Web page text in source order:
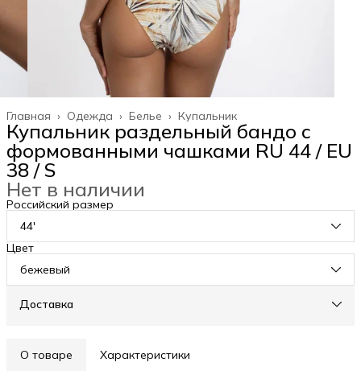
Купальник
Белье ›
Одежда ›
Главная ›
Купальник раздельный бандо с
формованными чашками RU 44 / EU
38 / S
Нет в наличии
Российский размер
44'
Цвет
бежевый
Доставка
О товаре Характеристики